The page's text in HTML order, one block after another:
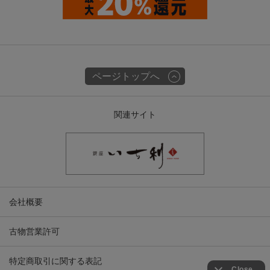
ページトップへ
関連サイト
会社概要
古物営業許可
特定商取引に関する表記